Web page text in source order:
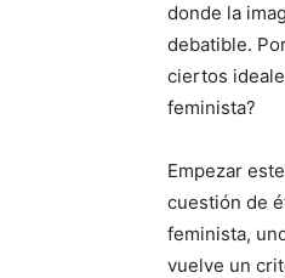
donde la
debatible.
ciertos
feminista?
Empezar
cuestión de
feminista,
vuelve un